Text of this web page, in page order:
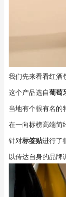
我们先来看看红酒
这个产品选自葡萄
当地有个很有名的
在一向标榜高端简
针对标签贴进行了
以传达自身的品牌